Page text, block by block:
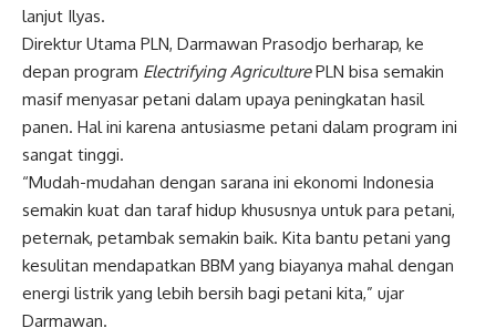
lanjut Ilyas.
Direktur Utama PLN, Darmawan Prasodjo berharap, ke
depan program Electrifying AgriculturePLN bisa semakin
masif menyasar petani dalam upaya peningkatan hasil
panen. Hal ini karena antusiasme petani dalam program ini
sangat tinggi.
“Mudah-mudahan dengan sarana ini ekonomi Indonesia
semakin kuat dan taraf hidup khususnya untuk para petani,
peternak, petambak semakin baik. Kita bantu petani yang
kesulitan mendapatkan BBM yang biayanya mahal dengan
energi listrik yang lebih bersih bagi petani kita,” ujar
Darmawan.